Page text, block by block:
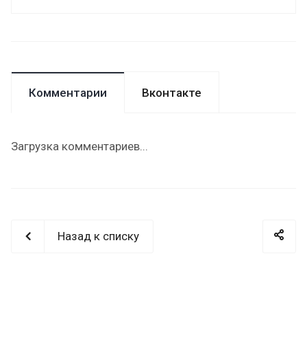
Комментарии Вконтакте
Загрузка комментариев...
Назад к списку